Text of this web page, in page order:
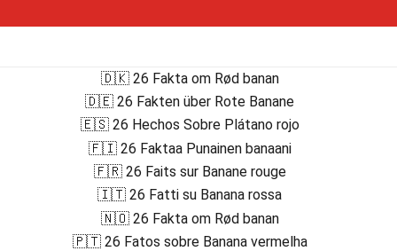
🇩🇰 26 Fakta om Rød banan
🇩🇪 26 Fakten über Rote Banane
🇪🇸 26 Hechos Sobre Plátano rojo
🇫🇮 26 Faktaa Punainen banaani
🇫🇷 26 Faits sur Banane rouge
🇮🇹 26 Fatti su Banana rossa
🇳🇴 26 Fakta om Rød banan
🇵🇹 26 Fatos sobre Banana vermelha